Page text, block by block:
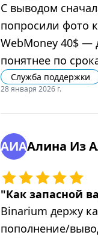
С выводом
попросили фото
WebMoney 40$ —
понятнее по
Служба поддержки
28 января 2026 г.
АИААлина Из
" Как запасной
Binarium держу
пополнение/